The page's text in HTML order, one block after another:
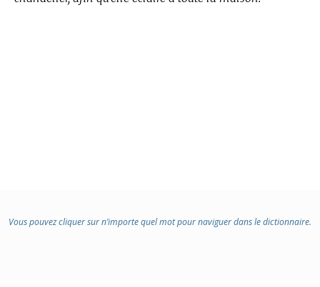
Vous pouvez cliquer sur n’importe quel mot pour naviguer dans le dictionnaire.